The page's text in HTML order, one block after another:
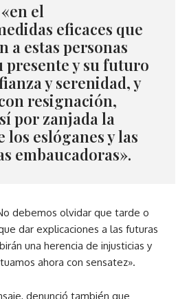
el
eficaces que
a estas personas
presente y su futuro
y serenidad, y
resignación,
por zanjada la
los eslóganes y las
embaucadoras».
debemos olvidar que tarde o
dar explicaciones a las futuras
una herencia de injusticias y
ahora con sensatez».
denunció también que